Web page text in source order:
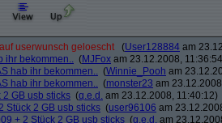
userwunsch geloescht (User128884 am
ihr bekommen.. (MJFox am 23.12.2008,
hab ihr bekommen.. (Winnie_Pooh am
hab ihr bekommen.. (monster23 am
2 GB usb sticks (q.e.d. am 23.12.2008, 11:40:12)
Stück 2 GB usb sticks (user96106 am
+ 2 Stück 2 GB usb sticks (q.e.d. am